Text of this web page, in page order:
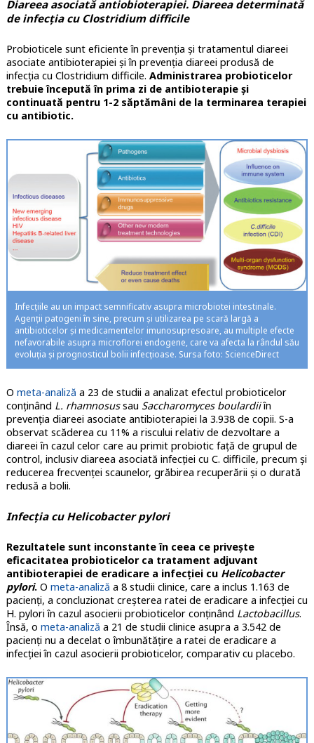
Diareea asociată antiobioterapiei. Diareea determinată
de infecția cu Clostridium difficile
Probioticele sunt eficiente în prevenția și tratamentul diareei
asociate antibioterapiei și în prevenția diareei produsă de
infecția cu Clostridium difficile. Administrarea probioticelor
trebuie începută în prima zi de antibioterapie și
continuată pentru 1-2 săptămâni de la terminarea terapiei
cu antibiotic.
Infecțiile au un impact semnificativ asupra microbiotei intestinale.
Agenții patogeni în sine, precum și utilizarea pe scară largă a
antibioticelor și medicamentelor imunosupresoare, au multiple efecte
nefavorabile asupra microflorei endogene, care va afecta la rândul său
evoluția și prognosticul bolii infecțioase. Sursa foto: ScienceDirect
O meta-analiză a 23 de studii a analizat efectul probioticelor
conținând L. rhamnosussau Saccharomyces boulardiiîn
prevenția diareei asociate antibioterapiei la 3.938 de copii. S-a
observat scăderea cu 11% a riscului relativ de dezvoltare a
diareei în cazul celor care au primit probiotic față de grupul de
control, inclusiv diareea asociată infecției cu C. difficile, precum și
reducerea frecvenței scaunelor, grăbirea recuperării și o durată
redusă a bolii.
Infecția cu Helicobacter pylori
Rezultatele sunt inconstante în ceea ce privește
eficacitatea probioticelor ca tratament adjuvant
antibioterapiei de eradicare a infecției cu Helicobacter
pylori.O meta-analiză a 8 studii clinice, care a inclus 1.163 de
pacienți, a concluzionat creșterea ratei de eradicare a infecției cu
H. pylori în cazul asocierii probioticelor conținând Lactobacillus.
Însă, o meta-analiză a 21 de studii clinice asupra a 3.542 de
pacienți nu a decelat o îmbunătățire a ratei de eradicare a
infecției în cazul asocierii probioticelor, comparativ cu placebo.